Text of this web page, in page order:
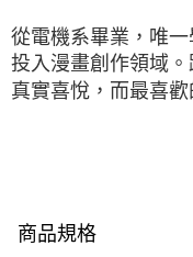
從電機系畢業，唯
投入漫畫創作領域
真實喜悅，而最喜
商品規格